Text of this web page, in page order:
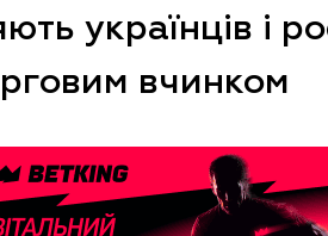
українців і
вчинком